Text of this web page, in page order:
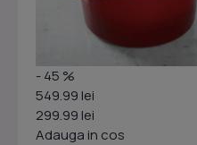
- 45 %
549.99 lei
299.99 lei
Adauga in cos